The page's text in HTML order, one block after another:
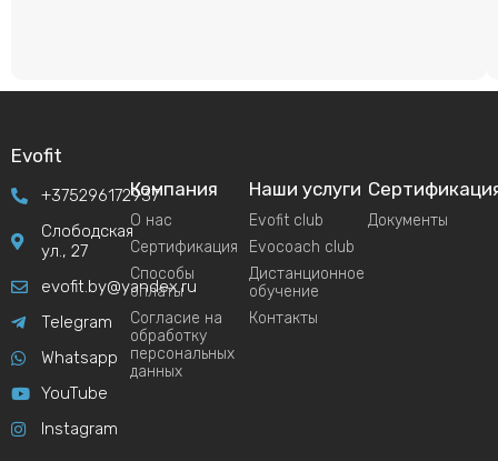
Evofit
+375296172937
Слободская
ул., 27
evofit.by@yandex.ru
Telegram
Whatsapp
YouTube
Instagram
Компания
О нас
Сертификация
Способы
оплаты
Согласие на
обработку
персональных
данных
Наши услуги
Evofit club
Evocoach club
Дистанционное
обучение
Контакты
Документы